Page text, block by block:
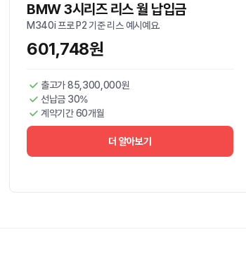
BMW 3시리즈 리스 월 납입금
M340i 프로 P2 기준 리스 예시예요.
601,748원
출고가 85,300,000원
선납금 30%
계약기간 60개월
더 알아보기